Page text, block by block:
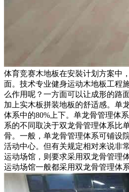
体育竞赛木地板在安裝计划方案中
面。技术专业健身运动木地板工程
么作用呢？一方面可以让成形的路
加上实木板拼装地板的舒适感。单
体系中的80%上下。单龙骨管理体
系的不同取决于双龙骨管理体系比
骨。一般，单龙骨管理体系可铺设
活动中心。但有关规定相对来说非
运动场馆，则要求采用双龙骨管理
运动场馆一般都采用双龙骨管理体系